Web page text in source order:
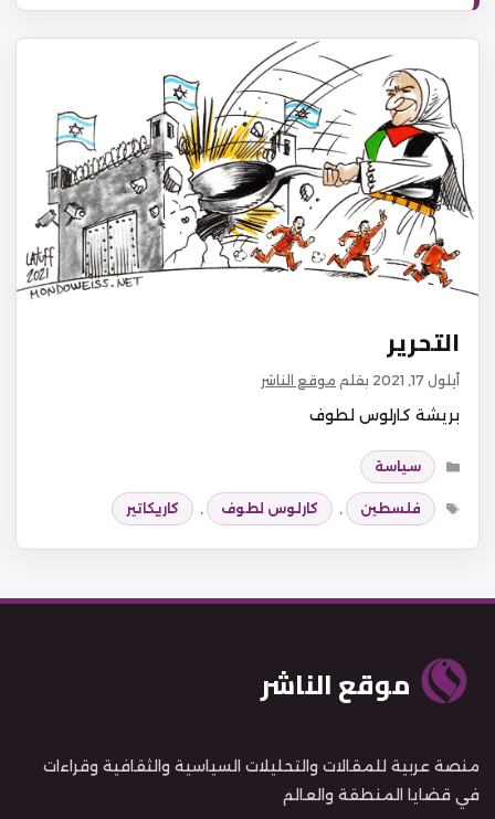
التحرير
أيلول 17, 2021 بقلم موقع الناشر
بريشة كارلوس لطوف
التصنيفات
سياسة
الوسوم
فلسطين , كارلوس لطوف , كاريكاتير
موقع الناشر
منصة عربية للمقالات والتحليلات السياسية والثقافية وقراءات
في قضايا المنطقة والعالم